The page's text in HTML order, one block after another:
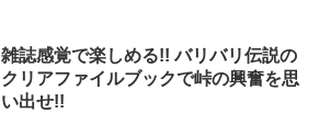
雑誌感覚で楽しめる!! バリバリ伝説の
クリアファイルブックで峠の興奮を思
い出せ!!